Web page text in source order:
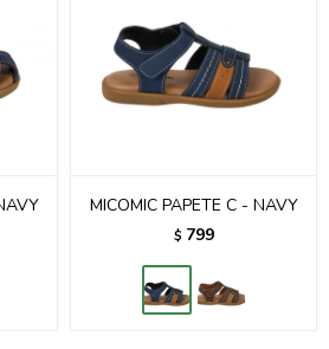
MICOMIC PAPETE C - NAVY
$ 799